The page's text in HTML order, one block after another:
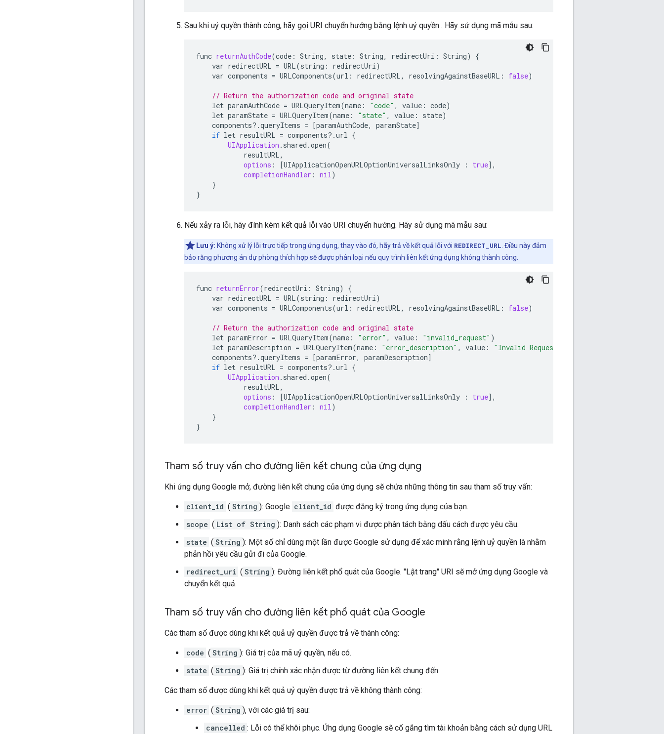
Sau khi uỷ quyền thành công, hãy gọi URI chuyển hướng bằng lệnh uỷ quyền . Hãy sử dụng mã mẫu sau:
func returnAuthCode(code : String, state : String, redirectUri : String)
{
var redirectURL = URL(string : redirectUri)
var components = URLComponents(url : redirectURL, resolvingAgainstBaseURL : false)
// Return the authorization code and original state
let paramAuthCode = URLQueryItem(name : "code" , value : code)
let paramState = URLQueryItem(name : "state" , value : state)
components? .queryItems = [paramAuthCode, paramState]
if let resultURL = components? .url {
UIApplication . shared .open(
resultURL,
options : [UIApplicationOpenURLOptionUniversalLinksOnly : true],
completionHandler : nil)
}
}
Nếu xảy ra lỗi, hãy đính kèm kết quả lỗi vào URI chuyển hướng. Hãy sử dụng mã mẫu sau:
Lưu ý: Không xử lý lỗi trực tiếp trong ứng dụng, thay vào đó, hãy trả về kết quả lỗi với REDIRECT_URL . Điều này đảm
bảo rằng phương án dự phòng thích hợp sẽ được phân loại nếu quy trình liên kết ứng dụng không thành công.
func returnError(redirectUri : String)
{
var redirectURL = URL(string : redirectUri)
var components = URLComponents(url : redirectURL, resolvingAgainstBaseURL : false)
// Return the authorization code and original state
let paramError = URLQueryItem(name : "error" , value : "invalid_request" )
let paramDescription = URLQueryItem(name : "error_description" , value : "Invalid Request"
components? .queryItems = [paramError, paramDescription]
if let resultURL = components? .url {
UIApplication . shared .open(
resultURL,
options : [UIApplicationOpenURLOptionUniversalLinksOnly : true],
completionHandler : nil)
}
}
Tham số truy vấn cho đường liên kết chung của ứng dụng
Khi ứng dụng Google mở, đường liên kết chung của ứng dụng sẽ chứa những thông tin sau tham số truy vấn:
client_id ( String ): Google client_id được đăng ký trong ứng dụng của bạn.
scope ( List of String ): Danh sách các phạm vi được phân tách bằng dấu cách được yêu cầu.
state ( String ): Một số chỉ dùng một lần được Google sử dụng để xác minh rằng lệnh uỷ quyền là nhằm
phản hồi yêu cầu gửi đi của Google.
redirect_uri ( String ): Đường liên kết phổ quát của Google. "Lật trang" URI sẽ mở ứng dụng Google và
chuyển kết quả.
Tham số truy vấn cho đường liên kết phổ quát của Google
Các tham số được dùng khi kết quả uỷ quyền được trả về thành công:
code ( String ): Giá trị của mã uỷ quyền, nếu có.
state ( String ): Giá trị chính xác nhận được từ đường liên kết chung đến.
Các tham số được dùng khi kết quả uỷ quyền được trả về không thành công:
error ( String ), với các giá trị sau:
cancelled : Lỗi có thể khôi phục. Ứng dụng Google sẽ cố gắng tìm tài khoản bằng cách sử dụng URL